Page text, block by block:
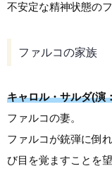
不安定な精神状態の
ファルコの家族
キャロル・サルダ(演
ファルコの妻。
ファルコが銃弾に倒
び目を覚ますことを望